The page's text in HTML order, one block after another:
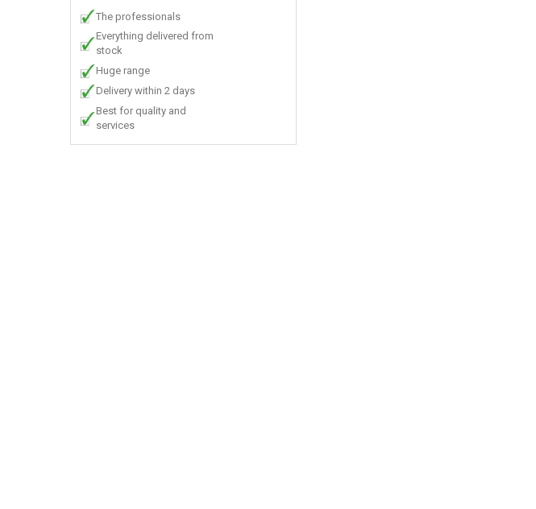
The professionals
Everything delivered from
stock
Huge range
Delivery within 2 days
Best for quality and
services